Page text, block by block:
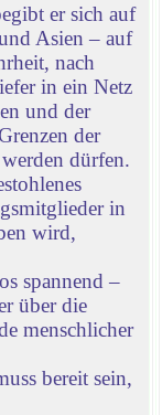
er sich auf
Asien – auf
nach
in ein Netz
und der
der
dürfen.
in
wird,
spannend –
über die
menschlicher
bereit sein,